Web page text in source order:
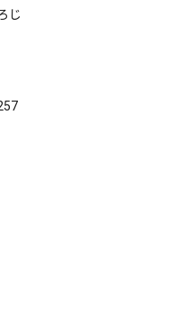
じ